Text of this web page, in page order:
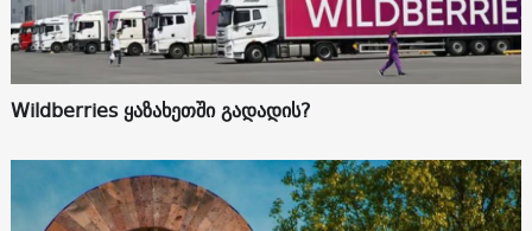
Wildberries ყაზახეთში გადადის?